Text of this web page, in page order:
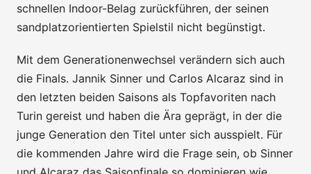
schnellen Indoor-Belag zurückführen, der seinen
sandplatzorientierten Spielstil nicht begünstigt.
Mit dem Generationenwechsel verändern sich auch
die Finals. Jannik Sinner und Carlos Alcaraz sind in
den letzten beiden Saisons als Topfavoriten nach
Turin gereist und haben die Ära geprägt, in der die
junge Generation den Titel unter sich ausspielt. Für
die kommenden Jahre wird die Frage sein, ob Sinner